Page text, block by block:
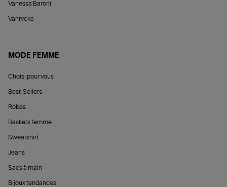
Vanessa Baroni
Vanrycke
MODE FEMME
Choisi pour vous
Best-Sellers
Robes
Baskets femme
Sweatshirt
Jeans
Sacs à main
Bijoux tendances